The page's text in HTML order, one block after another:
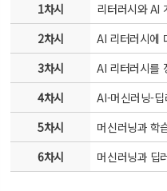
1차시
리터러시와 AI
2차시
AI 리터러시에
3차시
AI 리터러시를
4차시
AI-머신러닝-
5차시
머신러닝과 학
6차시
머신러닝과 딥